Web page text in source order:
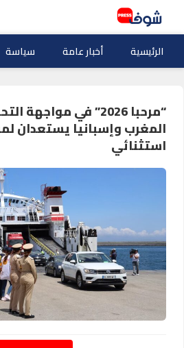
الرئيسية أخبار عامة سياسة
“مرحبا 2026” في
المغرب وإسبانيا يستعدان
استثنائي